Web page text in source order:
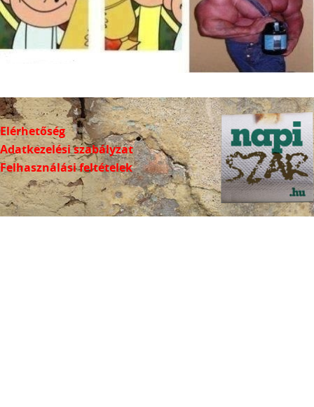
Elérhetőség
Adatkezelési szabályzat
Felhasználási feltételek